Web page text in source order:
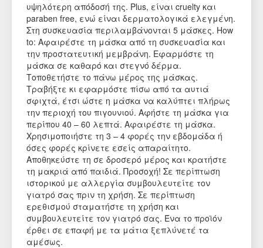
υψηλότερη απόδοσή της. Plus, είναι cruelty και
paraben free, ενώ είναι δερματολογικά ελεγμένη.
Στη συσκευασία περιλαμβάνονται 5 μάσκες. How
to: Αφαιρέστε τη μάσκα από τη συσκευασία και
την προστατευτική μεμβράνη. Εφαρμόστε τη
μάσκα σε καθαρό και στεγνό δέρμα.
Τοποθετήστε το πάνω μέρος της μάσκας.
Τραβήξτε κι εφαρμόστε πίσω από τα αυτιά
σφιχτά, έτσι ώστε η μάσκα να καλύπτει πλήρως
την περιοχή του πιγουνιού. Αφήστε τη μάσκα για
περίπου 40 – 60 λεπτά. Αφαιρέστε τη μάσκα.
Χρησιμοποιήστε τη 3 – 4 φορές την εβδομάδα ή
όσες φορές κρίνετε εσείς απαραίτητο.
Αποθηκεύστε τη σε δροσερό μέρος και κρατήστε
τη μακριά από παιδιά. Προσοχή! Σε περίπτωση
ιστορικού με αλλεργία συμβουλευτείτε τον
γιατρό σας πριν τη χρήση. Σε περίπτωση
ερεθισμού σταματήστε τη χρήση και
συμβουλευτείτε τον γιατρό σας. Ένα το προϊόν
έρθει σε επαφή με τα μάτια ξεπλύνετέ τα
αμέσως.